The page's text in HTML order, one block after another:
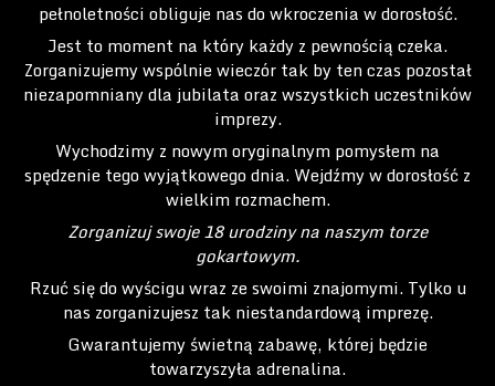
pełnoletności obliguje nas do wkroczenia w dorosłość.
Jest to moment na który każdy z pewnością czeka.
Zorganizujemy wspólnie wieczór tak by ten czas pozostał
niezapomniany dla jubilata oraz wszystkich uczestników
imprezy.
Wychodzimy z nowym oryginalnym pomysłem na
spędzenie tego wyjątkowego dnia. Wejdźmy w dorosłość z
wielkim rozmachem.
Zorganizuj swoje 18 urodziny na naszym torze
gokartowym.
Rzuć się do wyścigu wraz ze swoimi znajomymi. Tylko u
nas zorganizujesz tak niestandardową imprezę.
Gwarantujemy świetną zabawę, której będzie
towarzyszyła adrenalina.